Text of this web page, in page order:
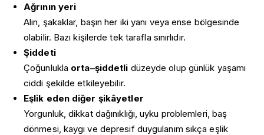
Ağrının yeri
Alın, şakaklar, başın her iki yanı veya ense bölgesinde
olabilir. Bazı kişilerde tek tarafla sınırlıdır.
Şiddeti
Çoğunlukla orta–şiddetli düzeyde olup günlük yaşamı
ciddi şekilde etkileyebilir.
Eşlik eden diğer şikâyetler
Yorgunluk, dikkat dağınıklığı, uyku problemleri, baş
dönmesi, kaygı ve depresif duygulanım sıkça eşlik